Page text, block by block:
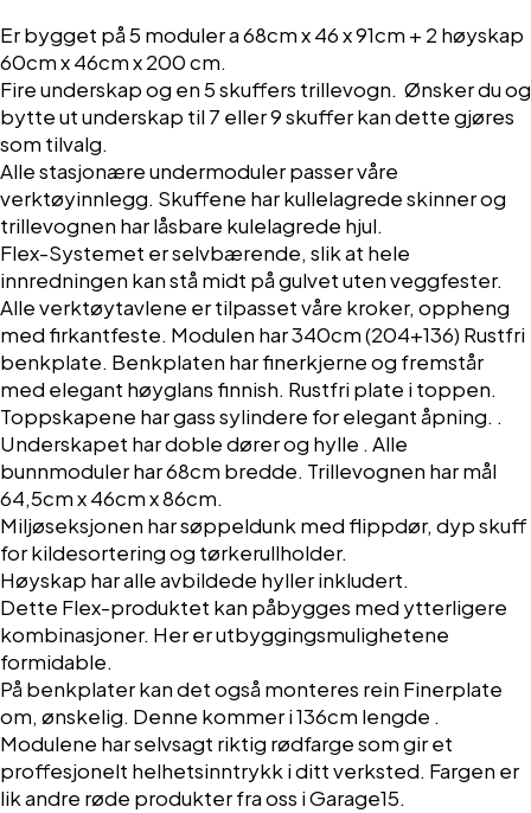
Er bygget på 5 moduler a 68cm x 46 x 91cm + 2 høyskap
60cm x 46cm x 200 cm.
Fire underskap og en 5 skuffers trillevogn. Ønsker du og
bytte ut underskap til 7 eller 9 skuffer kan dette gjøres
som tilvalg.
Alle stasjonære undermoduler passer våre
verktøyinnlegg. Skuffene har kullelagrede skinner og
trillevognen har låsbare kulelagrede hjul.
Flex-Systemet er selvbærende, slik at hele
innredningen kan stå midt på gulvet uten veggfester.
Alle verktøytavlene er tilpasset våre kroker, oppheng
med firkantfeste. Modulen har 340cm (204+136) Rustfri
benkplate. Benkplaten har finerkjerne og fremstår
med elegant høyglans finnish. Rustfri plate i toppen.
Toppskapene har gass sylindere for elegant åpning. .
Underskapet har doble dører og hylle . Alle
bunnmoduler har 68cm bredde. Trillevognen har mål
64,5cm x 46cm x 86cm.
Miljøseksjonen har søppeldunk med flippdør, dyp skuff
for kildesortering og tørkerullholder.
Høyskap har alle avbildede hyller inkludert.
Dette Flex-produktet kan påbygges med ytterligere
kombinasjoner. Her er utbyggingsmulighetene
formidable.
På benkplater kan det også monteres rein Finerplate
om, ønskelig. Denne kommer i 136cm lengde .
Modulene har selvsagt riktig rødfarge som gir et
proffesjonelt helhetsinntrykk i ditt verksted. Fargen er
lik andre røde produkter fra oss i Garage15.